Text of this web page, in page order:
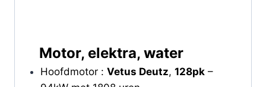
Motor, elektra, water
Hoofdmotor : Vetus Deutz, 128pk–